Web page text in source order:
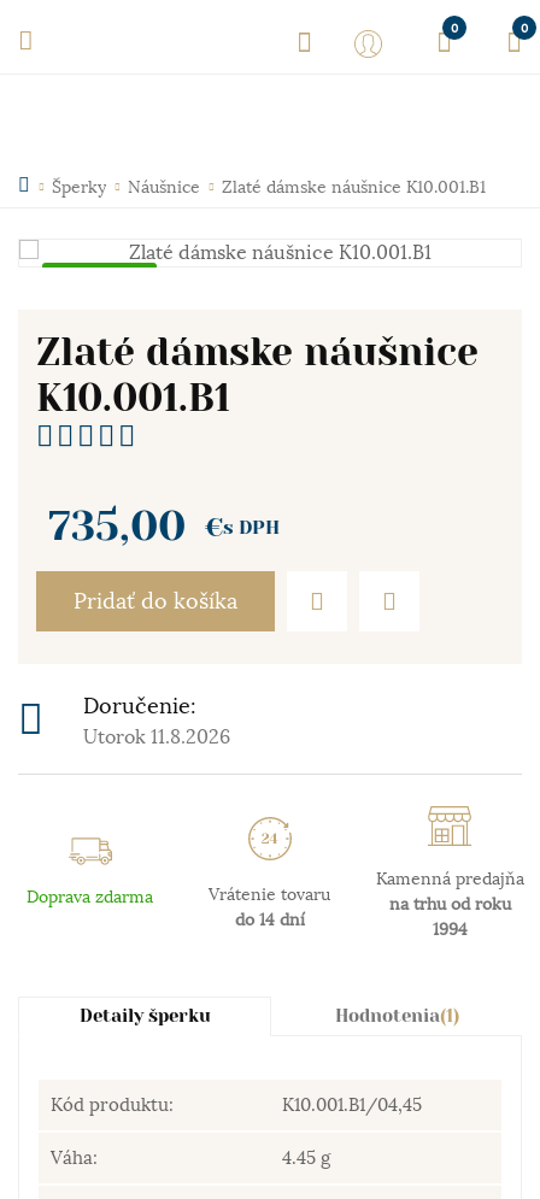
0 0
Šperky Náušnice Zlaté dámske náušnice K10.001.B1
Zlaté dámske náušnice
K10.001.B1
735,00 €s DPH
Pridať do košíka
Doručenie:
Utorok 11.8.2026
Doprava zdarma
Vrátenie tovaru
do 14 dní
Kamenná predajňa
na trhu od roku
1994
Detaily šperku Hodnotenia(1)
Kód produktu: K10.001.B1/04,45
Váha: 4.45 g